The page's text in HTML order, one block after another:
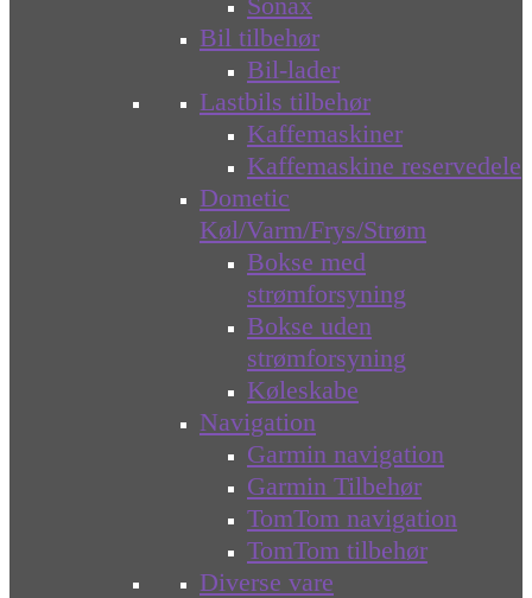
Bil tilbehør
Bil-lader
Lastbils tilbehør
Kaffemaskiner
Kaffemaskine reservedele
Dometic
Køl/Varm/Frys/Strøm
Bokse med
strømforsyning
Bokse uden
strømforsyning
Køleskabe
Navigation
Garmin navigation
Garmin Tilbehør
TomTom navigation
TomTom tilbehør
Diverse vare